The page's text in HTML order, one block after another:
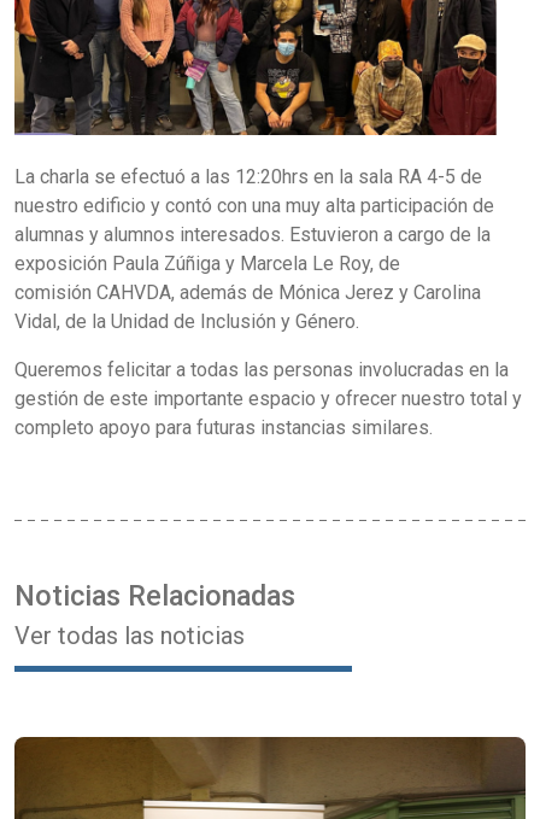
La charla se efectuó a las 12:20hrs en la sala RA 4-5 de
nuestro edificio y contó con una muy alta participación de
alumnas y alumnos interesados. Estuvieron a cargo de la
exposición Paula Zúñiga y Marcela Le Roy, de
comisión CAHVDA, además de Mónica Jerez y Carolina
Vidal, de la Unidad de Inclusión y Género.
Queremos felicitar a todas las personas involucradas en la
gestión de este importante espacio y ofrecer nuestro total y
completo apoyo para futuras instancias similares.
Noticias Relacionadas
Ver todas las noticias